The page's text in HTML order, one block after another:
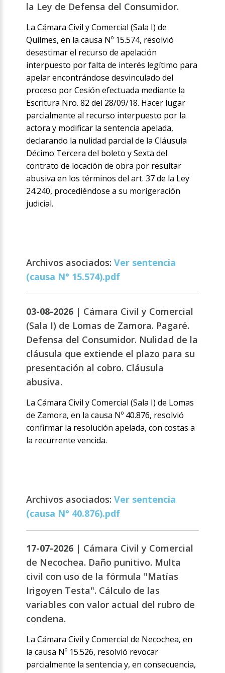
la Ley de Defensa del Consumidor.
La Cámara Civil y Comercial (Sala I) de
Quilmes, en la causa Nº 15.574, resolvió
desestimar el recurso de apelación
interpuesto por falta de interés legítimo para
apelar encontrándose desvinculado del
proceso por Cesión efectuada mediante la
Escritura Nro. 82 del 28/09/18. Hacer lugar
parcialmente al recurso interpuesto por la
actora y modificar la sentencia apelada,
declarando la nulidad parcial de la Cláusula
Décimo Tercera del boleto y Sexta del
contrato de locación de obra por resultar
abusiva en los términos del art. 37 de la Ley
24.240, procediéndose a su morigeración
judicial.
Archivos asociados:Ver sentencia
(causa N° 15.574).pdf
03-08-2026 | Cámara Civil y Comercial
(Sala I) de Lomas de Zamora. Pagaré.
Defensa del Consumidor. Nulidad de la
cláusula que extiende el plazo para su
presentación al cobro. Cláusula
abusiva.
La Cámara Civil y Comercial (Sala I) de Lomas
de Zamora, en la causa Nº 40.876, resolvió
confirmar la resolución apelada, con costas a
la recurrente vencida.
Archivos asociados:Ver sentencia
(causa N° 40.876).pdf
17-07-2026 | Cámara Civil y Comercial
de Necochea. Daño punitivo. Multa
civil con uso de la fórmula "Matías
Irigoyen Testa". Cálculo de las
variables con valor actual del rubro de
condena.
La Cámara Civil y Comercial de Necochea, en
la causa Nº 15.526, resolvió revocar
parcialmente la sentencia y, en consecuencia,